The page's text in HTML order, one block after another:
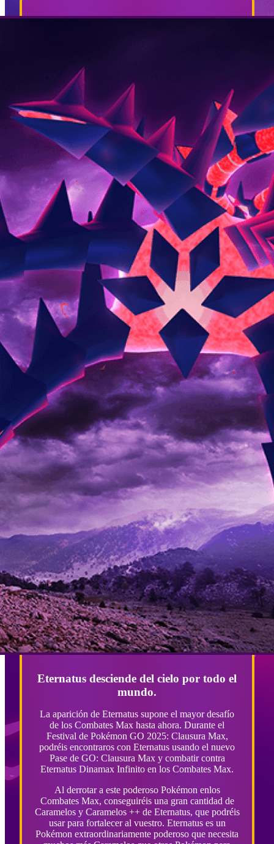
Eternatus desciende del cielo por todo el
mundo.
La aparición de Eternatus supone el mayor desafío
de los Combates Max hasta ahora. Durante el
Festival de Pokémon GO 2025: Clausura Max,
podréis encontraros con Eternatus usando el nuevo
Pase de GO: Clausura Max y combatir contra
Eternatus Dinamax Infinito en los Combates Max.
Al derrotar a este poderoso Pokémon enlos
Combates Max, conseguiréis una gran cantidad de
Caramelos y Caramelos ++ de Eternatus, que podréis
usar para fortalecer al vuestro. Eternatus es un
Pokémon extraordinariamente poderoso que necesita